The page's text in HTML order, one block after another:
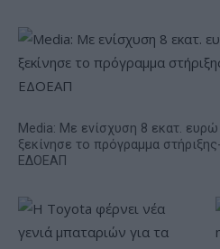
Media: Με ενίσχυση 8 εκατ. ευρώ
ξεκίνησε το πρόγραμμα
ΕΔΟΕΑΠ